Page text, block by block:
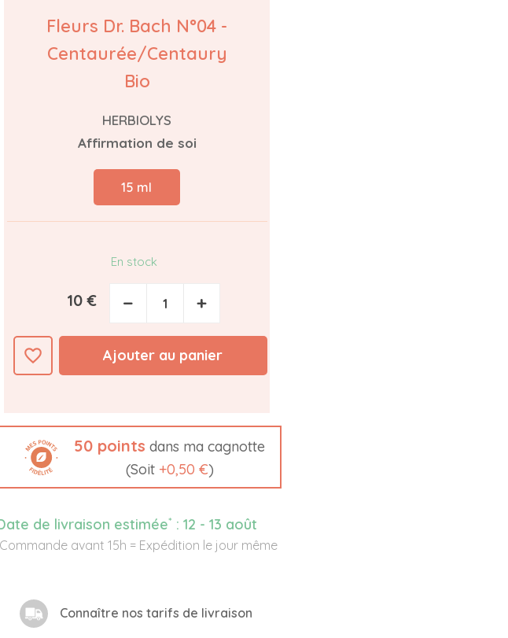
Fleurs Dr. Bach N°04 -
Centaurée/Centaury
Bio
HERBIOLYS
Affirmation de soi
15 ml
En stock
10 € − +
favorite_border Ajouter au panier
50 points dans ma cagnotte
(Soit +0,50 €)
de livraison estimée* : 12 - 13 août
Commande avant 15h = Expédition le jour même
Connaître nos tarifs de livraison